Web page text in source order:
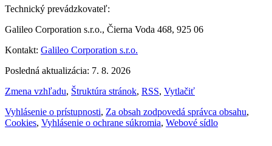
Technický prevádzkovateľ:
Galileo Corporation s.r.o., Čierna Voda 468, 925 06
Kontakt: Galileo Corporation s.r.o.
Posledná aktualizácia: 7. 8. 2026
Zmena vzhľadu, Štruktúra stránok, RSS, Vytlačiť
Vyhlásenie o prístupnosti, Za obsah zodpovedá správca obsahu,
Cookies, Vyhlásenie o ochrane súkromia, Webové sídlo